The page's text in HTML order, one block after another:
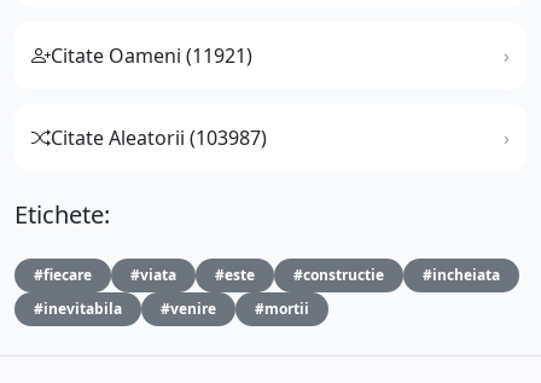
Citate Oameni (11921)
Citate Aleatorii (103987)
Etichete:
#fiecare #viata #este #constructie
#incheiata
#inevitabila
#venire #mortii